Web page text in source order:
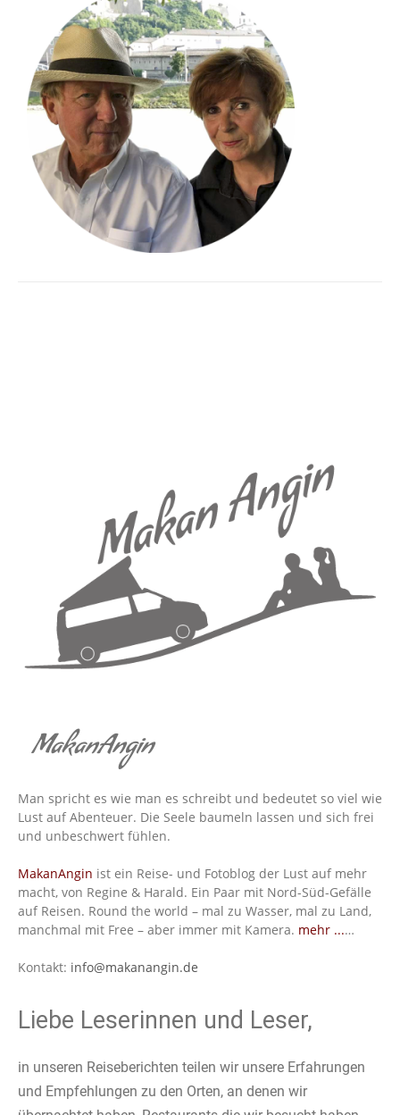
MakanAngin
Man spricht es wie man es schreibt und bedeutet so viel wie
Lust auf Abenteuer. Die Seele baumeln lassen und sich frei
und unbeschwert fühlen.
MakanAngin ist ein Reise- und Fotoblog der Lust auf mehr
macht, von Regine & Harald. Ein Paar mit Nord-Süd-Gefälle
auf Reisen. Round the world – mal zu Wasser, mal zu Land,
manchmal mit Free – aber immer mit Kamera. mehr ...…
Kontakt: info@makanangin.de
Liebe Leserinnen und Leser,
in unseren Reiseberichten teilen wir unsere Erfahrungen
und Empfehlungen zu den Orten, an denen wir